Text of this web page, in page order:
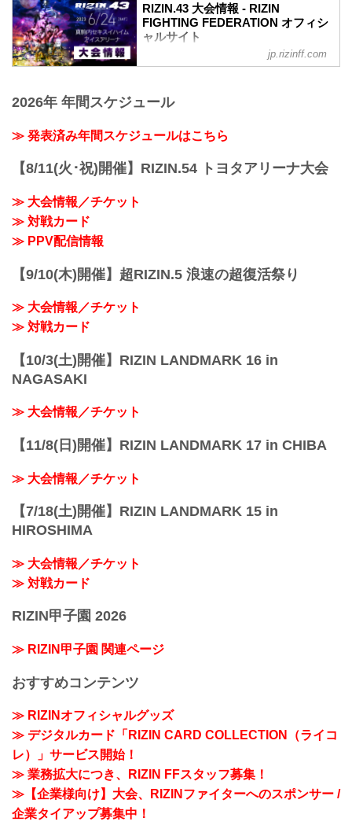
RIZIN.43 大会情報 - RIZIN
FIGHTING FEDERATION オフィシ
ャルサイト
youtu.be
開催日時
始
※オープニングファイトは12:30開始
真駒内セキスイハイムアイスアリーナ
jp.rizinff.com
2026年 年間スケジュール
≫ 発表済み年間スケジュールはこちら
【8/11(火･祝)開催】RIZIN.54 トヨタアリーナ大会
≫ 大会情報／チケット
≫ 対戦カード
≫ PPV配信情報
【9/10(木)開催】超RIZIN.5 浪速の超復活祭り
≫ 大会情報／チケット
≫ 対戦カード
【10/3(土)開催】RIZIN LANDMARK 16 in
NAGASAKI
≫ 大会情報／チケット
【11/8(日)開催】RIZIN LANDMARK 17 in CHIBA
≫ 大会情報／チケット
【7/18(土)開催】RIZIN LANDMARK 15 in
HIROSHIMA
≫ 大会情報／チケット
≫ 対戦カード
RIZIN甲子園 2026
≫ RIZIN甲子園 関連ページ
おすすめコンテンツ
≫ RIZINオフィシャルグッズ
≫ デジタルカード「RIZIN CARD COLLECTION（ライコ
レ）」サービス開始！
≫ 業務拡大につき、RIZIN FFスタッフ募集！
≫【企業様向け】大会、RIZINファイターへのスポンサー /
企業タイアップ募集中！